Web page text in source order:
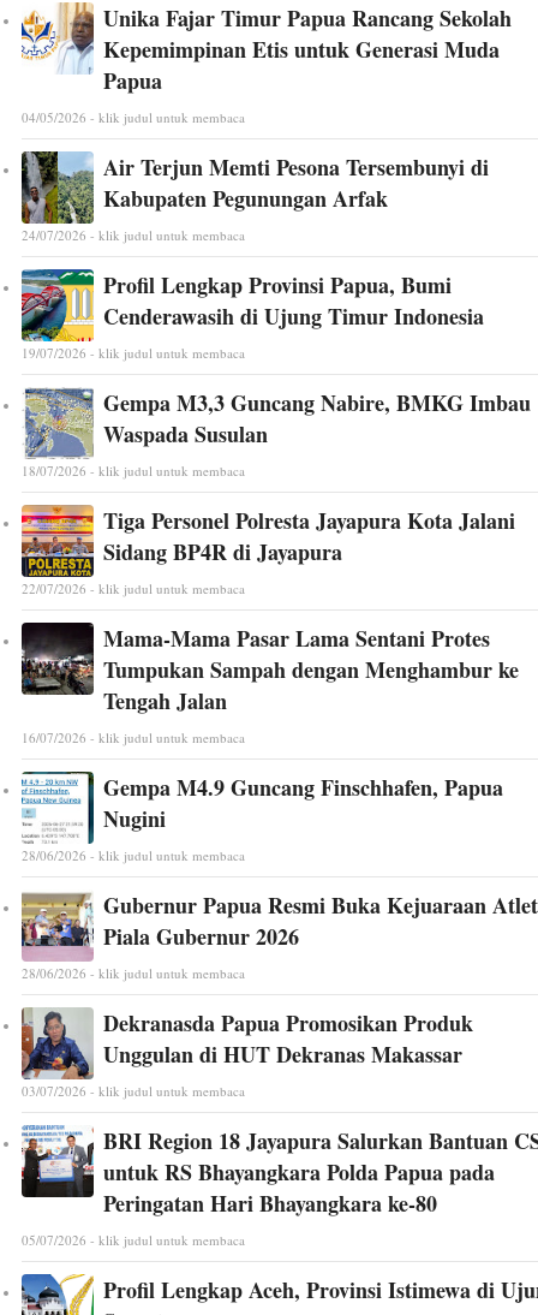
Unika Fajar Timur Papua Rancang Sekolah
Kepemimpinan Etis untuk Generasi Muda
Papua
04/05/2026 - klik judul untuk membaca
Air Terjun Memti Pesona Tersembunyi di
Kabupaten Pegunungan Arfak
24/07/2026 - klik judul untuk membaca
Profil Lengkap Provinsi Papua, Bumi
Cenderawasih di Ujung Timur Indonesia
19/07/2026 - klik judul untuk membaca
Gempa M3,3 Guncang Nabire, BMKG Imbau
Waspada Susulan
18/07/2026 - klik judul untuk membaca
Tiga Personel Polresta Jayapura Kota Jalani
Sidang BP4R di Jayapura
22/07/2026 - klik judul untuk membaca
Mama-Mama Pasar Lama Sentani Protes
Tumpukan Sampah dengan Menghambur ke
Tengah Jalan
16/07/2026 - klik judul untuk membaca
Gempa M4.9 Guncang Finschhafen, Papua
Nugini
28/06/2026 - klik judul untuk membaca
Gubernur Papua Resmi Buka Kejuaraan
Piala Gubernur 2026
28/06/2026 - klik judul untuk membaca
Dekranasda Papua Promosikan Produk
Unggulan di HUT Dekranas Makassar
03/07/2026 - klik judul untuk membaca
BRI Region 18 Jayapura Salurkan Bantuan
untuk RS Bhayangkara Polda Papua pada
Peringatan Hari Bhayangkara ke-80
05/07/2026 - klik judul untuk membaca
Profil Lengkap Aceh, Provinsi Istimewa di